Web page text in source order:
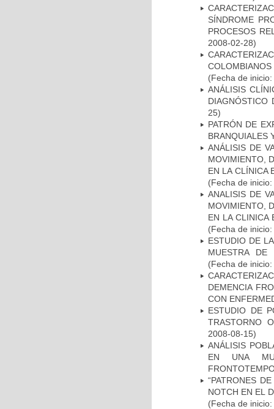
SÍNDROME
PROCESOS
2008-02-28)
(Fecha de
ANÁLISIS
DIAGNÓSTICO
25)
PATRÓN DE
BRANQUIALES
ANÁLISIS DE
MOVIMIENTO,
EN LA CLÍNICA
(Fecha de
ANALISIS DE
MOVIMIENTO,
EN LA CLINICA
(Fecha de
ESTUDIO DE
MUESTRA DE
(Fecha de
DEMENCIA
CON
ESTUDIO DE
TRASTORNO
2008-08-15)
ANÁLISIS
EN UNA
“PATRONES
NOTCH EN EL
(Fecha de